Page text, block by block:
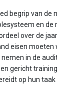
begrip van de
en de
over de
eisen moeten
in de
gericht
op hun taak